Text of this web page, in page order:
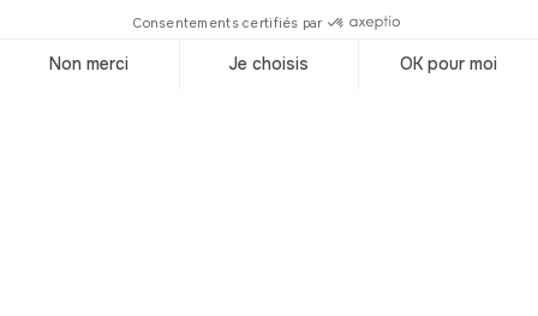
eclesiástico muy particular!